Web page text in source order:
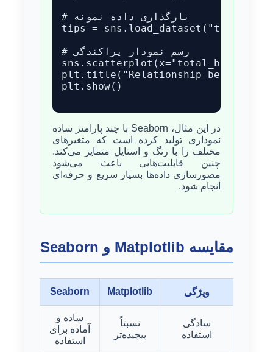
# بارگذاری داده نمونه
tips = sns.load_dataset("tips")
# رسم نمودار پراکندگی
sns.scatterplot(x="total_bill",
plt.title("Relationship between
plt.show()
در این مثال، Seaborn با چند پارامتر ساده
نموداری تولید کرده است که متغیرهای
مختلف را با رنگ و استایل متمایز می‌کند.
چنین قابلیت‌هایی باعث می‌شود
مصورسازی داده‌ها بسیار سریع و حرفه‌ای
انجام شود.
مقایسه Matplotlib و Seaborn
ویژگی Matplotlib
Seaborn
سادگی
استفاده
نسبتاً
پیچیده‌تر
ساده و
آماده برای
استفاده